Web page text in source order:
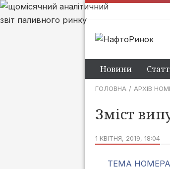
Новини
ГОЛОВНА АРХІВ
Зміст
1 КВІТНЯ, 2019, 18:04
ТЕМА НОМЕРА